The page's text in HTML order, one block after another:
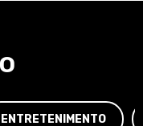
ENTRETENIMENTO